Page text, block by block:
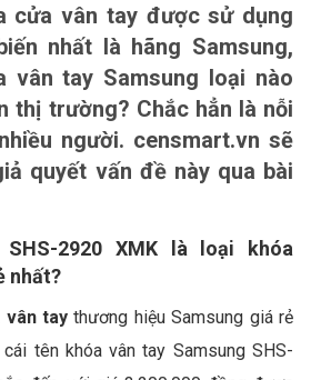
cửa vân tay được sử dụng
nhất là hãng Samsung,
vân tay Samsung loại nào
thị trường? Chắc hẳn là nỗi
người. censmart.vn sẽ
quyết vấn đề này qua bài
2920 XMK là loại khóa
nhất?
vân tay thương hiệu Samsung giá rẻ
tên khóa vân tay Samsung SHS-